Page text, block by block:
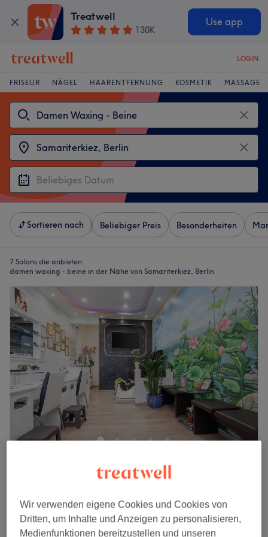
Treatwell
130K
Use app
LOGIN
FRISEUR NÄGEL HAARENTFERNUNG KOSMETIK MASSAGE
Sortieren nach Beliebiger Preis Besonderheiten
7 Salons die anbieten:
damen waxing - beine in der Nähe von Samariterkiez, Berlin
2219 Bewertungen
Damen Waxing - Unterschenkel
30 Min.
Wir verwenden eigene Cookies und Cookies von
Dritten, um Inhalte und Anzeigen zu personalisieren,
Medienfunktionen bereitzustellen und unseren